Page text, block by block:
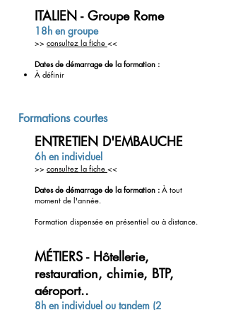
ITALIEN - Groupe Rome
18h en groupe
>> consultez la fiche <<
Dates de démarrage de la formation :
À définir
ENTRETIEN D'EMBAUCHE
6h en individuel
>> consultez la fiche <<
Dates de démarrage de la formation : À tout
moment de l'année.
Formation dispensée en présentiel ou à distance.
MÉTIERS - Hôtellerie,
restauration, chimie, BTP,
aéroport..
8h en individuel ou tandem (2
Formations courtes